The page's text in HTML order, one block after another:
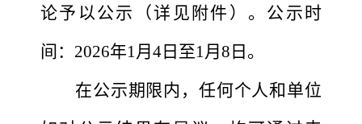
论予以公示（详见附件）。公示时
间： 2026年1月 4 日至1月 8 日。
在公示期限内，任何个人和单位